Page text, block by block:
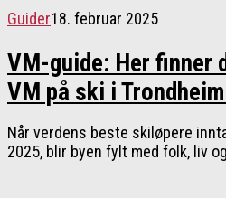
Guider18. februar 2025
VM-guide: Her finner
VM på ski i
Når verdens beste skiløpere
2025, blir byen fylt med folk, liv